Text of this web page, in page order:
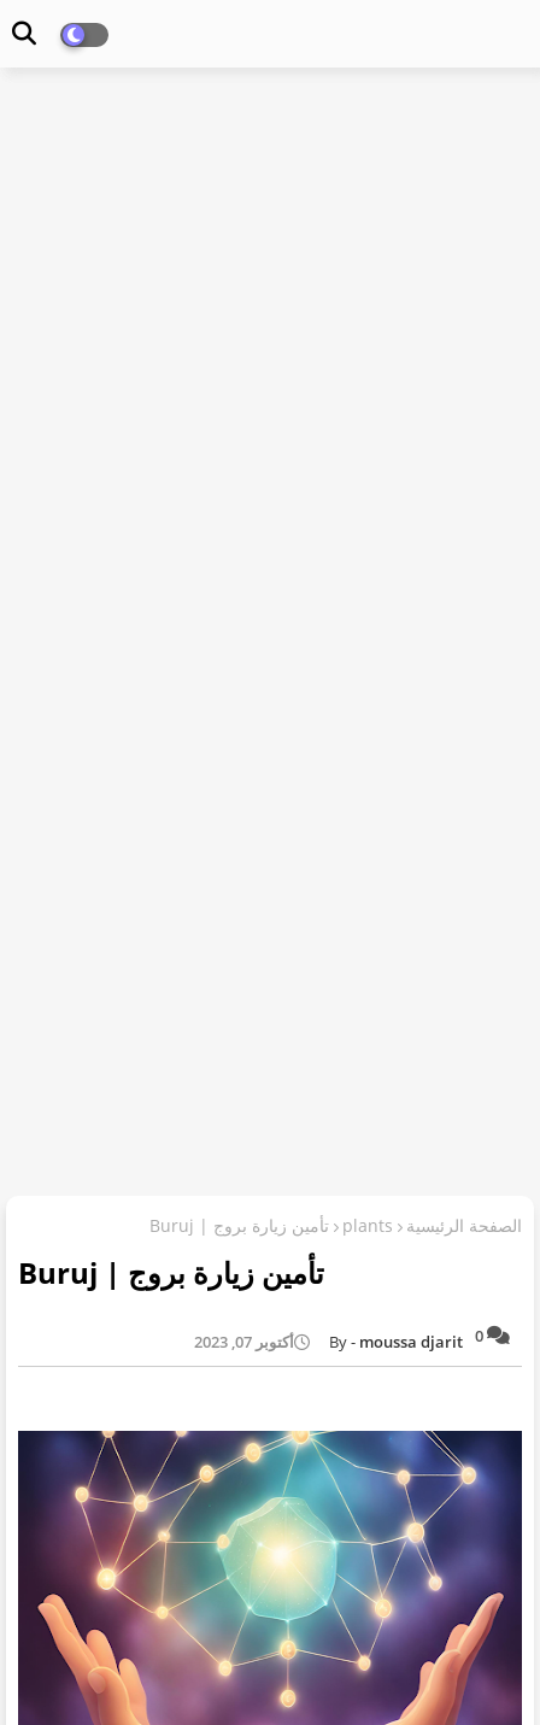
الصفحة الرئيسية plants تأمين زيارة بروج | Buruj
تأمين زيارة بروج | Buruj
moussa djarit أكتوبر 07, 2023